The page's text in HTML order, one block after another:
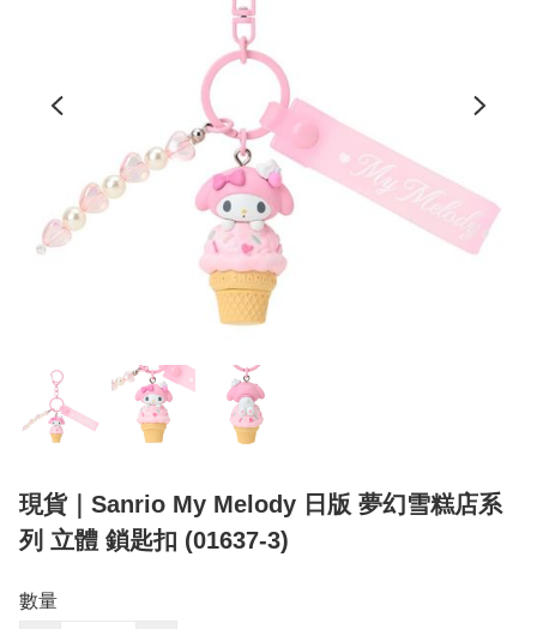
現貨｜Sanrio My Melody 日版 夢幻雪糕店系
列 立體 鎖匙扣 (01637-3)
數量